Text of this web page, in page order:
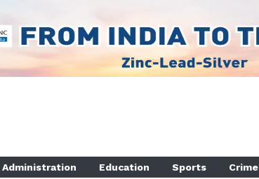
Administration Education Sports Crime